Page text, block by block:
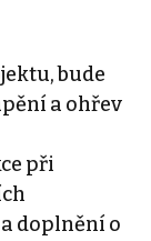
bude
a ohřev
při
doplnění o